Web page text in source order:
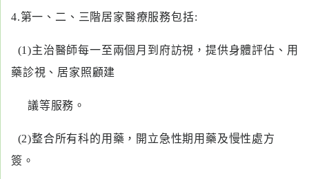
4.第一、二、三階居家醫療服務包括:
(1)主治醫師每一至兩個月到府訪視，提供身體評估、用
藥診視、居家照顧建
議等服務。
(2)整合所有科的用藥，開立急性期用藥及慢性處方
簽。